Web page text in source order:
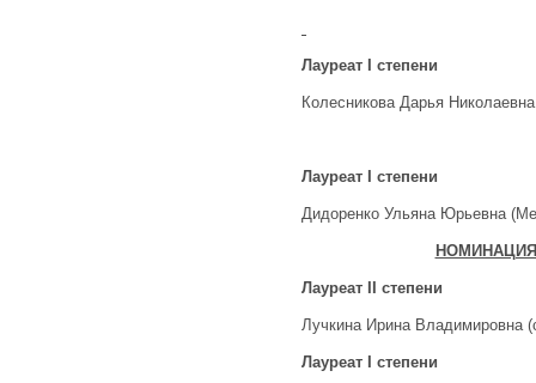
Лауреат степени
Колесникова Дарья
Лауреат степени
Дидоренко Ульяна Юрьевна
Лауреат степени
Лучкина Ирина Владимировна
Лауреат степени